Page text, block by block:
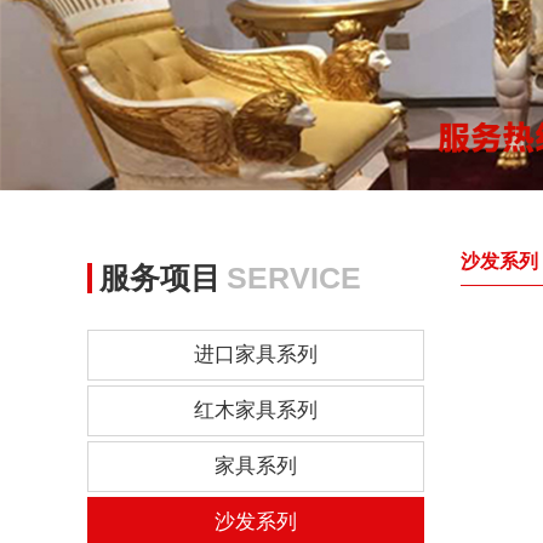
服务项目 SERVICE
进口家具系列
红木家具系列
家具系列
沙发系列
沙发系列